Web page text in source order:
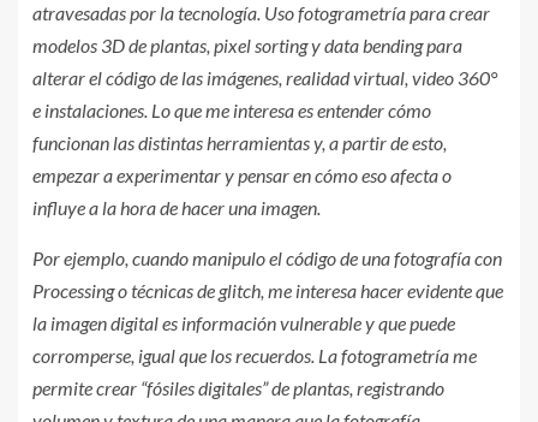
atravesadas por la tecnología. Uso fotogrametría para crear
modelos 3D de plantas, pixel sorting y data bending para
alterar el código de las imágenes, realidad virtual, video 360°
e instalaciones. Lo que me interesa es entender cómo
funcionan las distintas herramientas y, a partir de esto,
empezar a experimentar y pensar en cómo eso afecta o
influye a la hora de hacer una imagen.
Por ejemplo, cuando manipulo el código de una fotografía con
Processing o técnicas de glitch, me interesa hacer evidente que
la imagen digital es información vulnerable y que puede
corromperse, igual que los recuerdos. La fotogrametría me
permite crear “fósiles digitales” de plantas, registrando